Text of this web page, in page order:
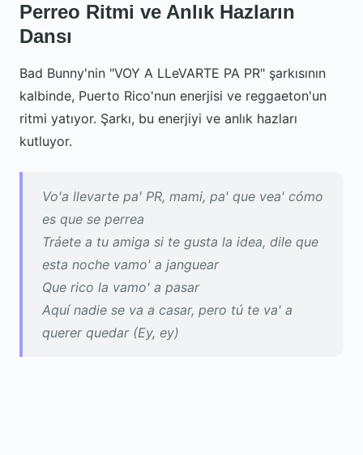
Perreo Ritmi ve Anlık Hazların
Dansı
Bad Bunny'nin "VOY A LLeVARTE PA PR" şarkısının
kalbinde, Puerto Rico'nun enerjisi ve reggaeton'un
ritmi yatıyor. Şarkı, bu enerjiyi ve anlık hazları
kutluyor.
Vo'a llevarte pa' PR, mami, pa' que vea' cómo
es que se perrea
Tráete a tu amiga si te gusta la idea, dile que
esta noche vamo' a janguear
Que rico la vamo' a pasar
Aquí nadie se va a casar, pero tú te va' a
querer quedar (Ey, ey)